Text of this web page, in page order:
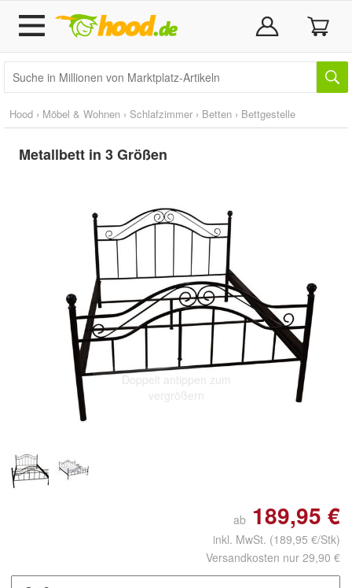
Hood › Möbel & Wohnen › Schlafzimmer › Betten › Bettgestelle
Metallbett in 3 Größen
Doppelt antippen zum
vergrößern
ab 189,95 €
inkl. MwSt. (189,95 €/Stk)
Versandkosten nur 29,90 €